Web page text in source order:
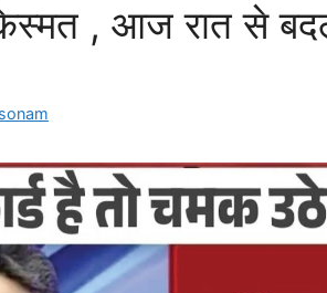
, आज रात से
sonam